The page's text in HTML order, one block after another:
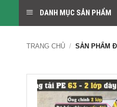
DANH MỤC SẢN PHẨM
TRANG CHỦ / SẢN PHẨM